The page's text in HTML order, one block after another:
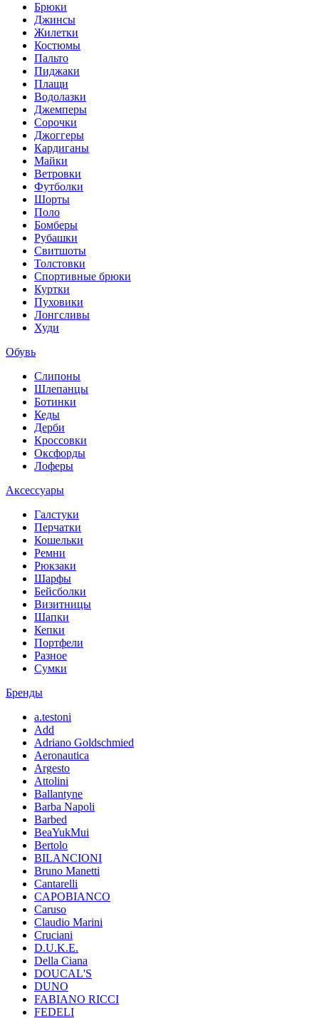
Брюки
Джинсы
Жилетки
Костюмы
Пальто
Пиджаки
Плащи
Водолазки
Джемперы
Сорочки
Джоггеры
Кардиганы
Майки
Ветровки
Футболки
Шорты
Поло
Бомберы
Рубашки
Свитшоты
Толстовки
Спортивные брюки
Куртки
Пуховики
Лонгсливы
Худи
Обувь
Слипоны
Шлепанцы
Ботинки
Кеды
Дерби
Кроссовки
Оксфорды
Лоферы
Аксессуары
Галстуки
Перчатки
Кошельки
Ремни
Рюкзаки
Шарфы
Бейсболки
Визитницы
Шапки
Кепки
Портфели
Разное
Сумки
Бренды
a.testoni
Add
Adriano Goldschmied
Aeronautica
Argesto
Attolini
Ballantyne
Barba Napoli
Barbed
BeaYukMui
Bertolo
BILANCIONI
Bruno Manetti
Cantarelli
CAPOBIANCO
Caruso
Claudio Marini
Cruciani
D.U.K.E.
Della Ciana
DOUCAL'S
DUNO
FABIANO RICCI
FEDELI